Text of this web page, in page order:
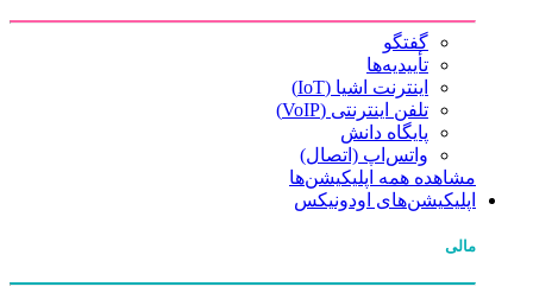
گفتگو
تأییدیه‌ها
اینترنت اشیا (IoT)
تلفن اینترنتی (VoIP)
پایگاه دانش
واتس‌اپ (اتصال)
مشاهده همه اپلیکیشن‌ها
اپلیکیشن‌های اودونیکس
مالی